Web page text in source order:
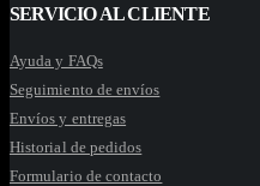
SERVICIO AL CLIENTE
Ayuda y FAQs
Seguimiento de envíos
Envíos y entregas
Historial de pedidos
Formulario de contacto